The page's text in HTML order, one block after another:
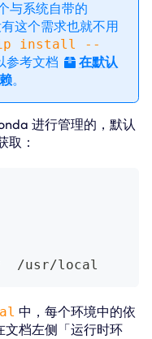
与系统自带的
这个需求也就不用
install --
参考文档
在默认
。
进行管理的，默认
取：
usr/local
中，每个环境中的依
文档左侧「运行时环